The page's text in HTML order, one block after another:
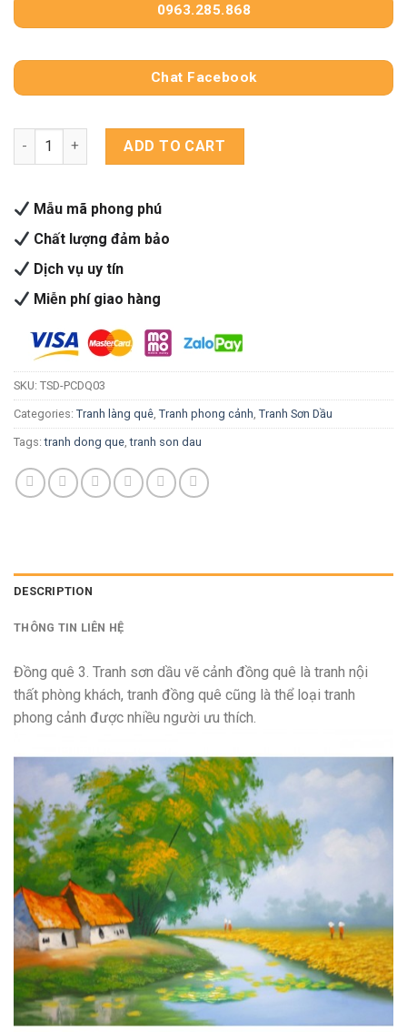
0963.285.868
Chat Facebook
Đồng quê 3 quantityADD TO CART
Mẫu mã phong phú
Chất lượng đảm bảo
Dịch vụ uy tín
Miễn phí giao hàng
SKU: TSD-PCDQ03
Categories: Tranh làng quê, Tranh phong cảnh, Tranh Sơn Dầu
Tags:tranh dong que,tranh son dau
DESCRIPTION
THÔNG TIN LIÊN HỆ
Đồng quê 3. Tranh sơn dầu vẽ cảnh đồng quê là tranh nội
thất phòng khách, tranh đồng quê cũng là thể loại tranh
phong cảnh được nhiều người ưu thích.